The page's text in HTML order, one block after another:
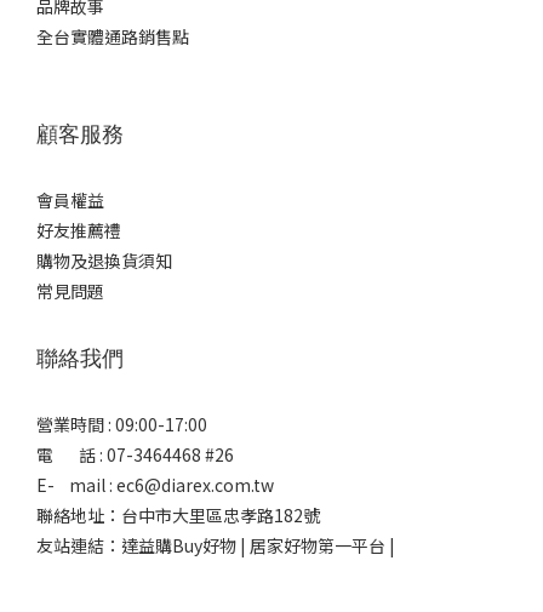
品牌故事
全台實體通路銷售點
顧客服務
會員權益
好友推薦禮
購物及退換貨須知
常見問題
聯絡我們
營業時間 : 09:00-17:00
電 話 : 07-3464468 #26
E- mail : ec6@diarex.com.tw
聯絡地址：台中市大里區忠孝路182號
友站連結： 達益購Buy好物 | 居家好物第一平台 |